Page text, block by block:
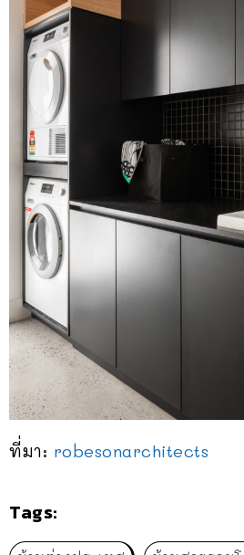
ที่มา: robesonarchitects
Tags: